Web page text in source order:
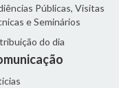
Públicas, Visitas
e Seminários
do dia